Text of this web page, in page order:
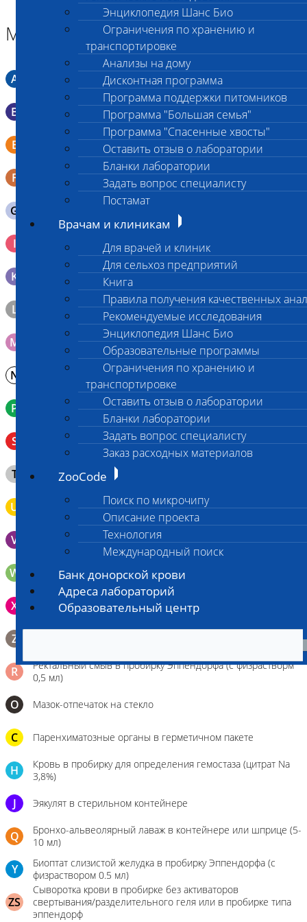
Энциклопедия Шанс Био
Ограничения по хранению и
транспортировке
Анализы на дому
Дисконтная программа
Программа поддержки питомников
Программа "Большая семья"
Программа "Спасенные хвосты"
Оставить отзыв о лаборатории
Бланки лаборатории
Задать вопрос специалисту
Постамат
Врачам и клиникам
Для врачей и клиник
Для сельхоз предприятий
Книга
Правила получения качественных
Рекомендуемые исследования
Энциклопедия Шанс Био
Образовательные программы
Ограничения по хранению и
транспортировке
Оставить отзыв о лаборатории
Бланки лаборатории
Задать вопрос специалисту
Заказ расходных материалов
ZooCode
Поиск по микрочипу
Описание проекта
Технология
Международный поиск
Банк донорской крови
Адреса лабораторий
Образовательный центр
Материал
A Мазок в пробирку со средой Кери-Блера
B Мазок в пробирку со средой Эймса (Стюарта)
E
Смывы со слизистых в пробирку Эппендорфа (с
физраствором 0.5 мл)
F Кал в контейнере с ложечкой
G
I
генетических исследований
K Образец тканей в контейнере с 10% раствором формалина
L Материал берется только в лаборатории!
M Мазок на стекло
N Молоко в контейнере 10-30 мл
P Кровь в пробирку с К3ЭДТА (К2ЭДТА)
S
Венозная кровь в пробирке с активатором свертывания
без разделительного геля
T
Клещ (не более 2 шт.), плотно закрытая сухая пробирка
типа Эппендорф
U Моча во флаконе 5 - 10 мл
V Выпоты и биологические жидкости в контейнере
W Волос (шерсть) в пробирке Эппендорфа
X
Зонд щеточка с буккальным эпителием с внутренней
поверхности щеки (эпителием слизистой оболочки щеки)
Z
Биопсийный эндоскопический материал в 10% растворе
R
Ректальный смыв в пробирку Эппендорфа (с физрастворм
0,5 мл)
О Мазок-отпечаток на стекло
C Паренхиматозные органы в герметичном пакете
H
Кровь в пробирку для определения гемостаза (цитрат Na
3,8%)
J Эякулят в стерильном контейнере
Q
Бронхо-альвеолярный лаваж в контейнере или шприце (5-
10 мл)
Y
Биоптат слизистой желудка в пробирку Эппендорфа (с
физраствором 0.5 мл)
ZS
Сыворотка крови в пробирке без активаторов
свертывания/разделительного геля или в пробирке типа
эппендорф